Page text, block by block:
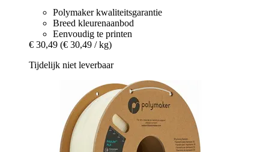
Polymaker kwaliteitsgarantie
Breed kleurenaanbod
Eenvoudig te printen
€ 30,49 (€ 30,49 / kg)
Tijdelijk niet leverbaar